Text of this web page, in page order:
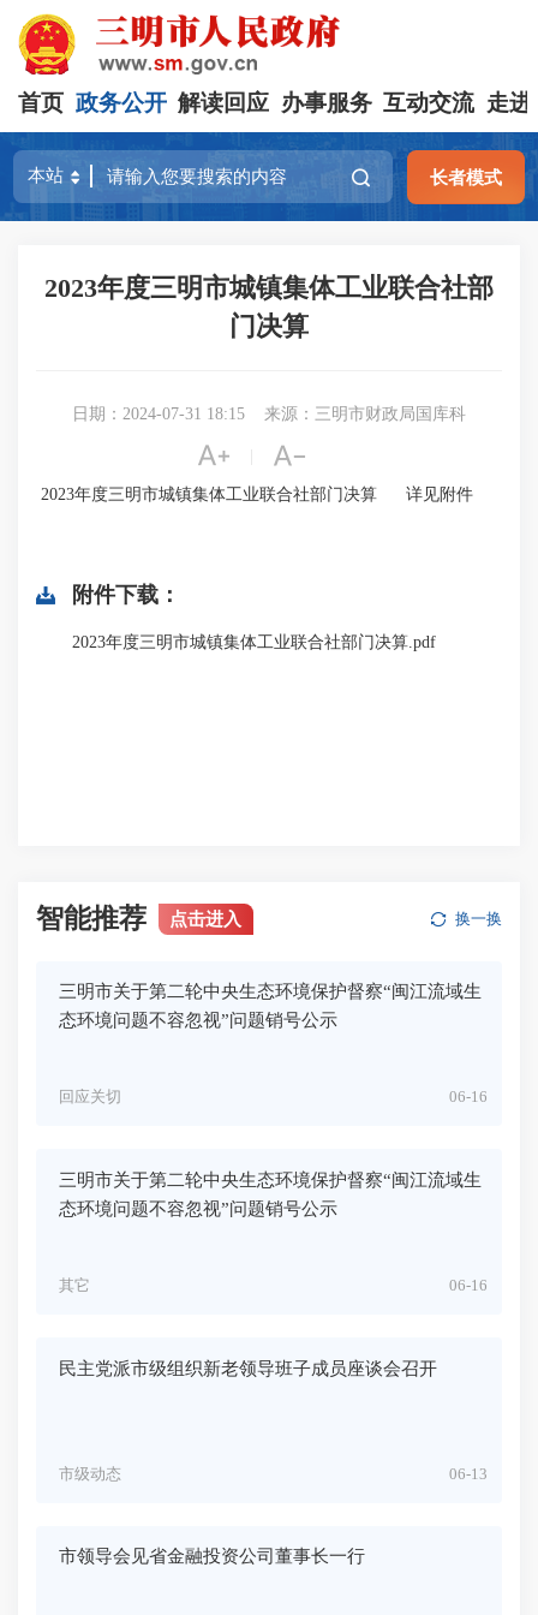
首页 政务公开 解读回应 办事服务 互动交流 走进
长者模式
2023年度三明市城镇集体工业联合社部
门决算
日期：2024-07-31 18:15 来源：三明市财政局国库科
 
2023年度三明市城镇集体工业联合社部门决算 详见附件
附件下载：
2023年度三明市城镇集体工业联合社部门决算.pdf
智能推荐 点击进入 换一换
三明市关于第二轮中央生态环境保护督察“闽江流域生
态环境问题不容忽视”问题销号公示
06-16
回应关切
三明市关于第二轮中央生态环境保护督察“闽江流域生
态环境问题不容忽视”问题销号公示
06-16
其它
民主党派市级组织新老领导班子成员座谈会召开
06-13
市级动态
市领导会见省金融投资公司董事长一行